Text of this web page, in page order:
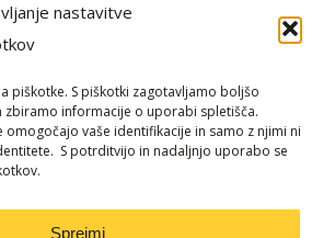
nastavitve
piškotke. S piškotki zagotavljamo boljšo
zbiramo informacije o uporabi spletišča.
omogočajo vaše identifikacije in samo z njimi ni
S potrditvijo in nadaljnjo uporabo se
Sprejmi